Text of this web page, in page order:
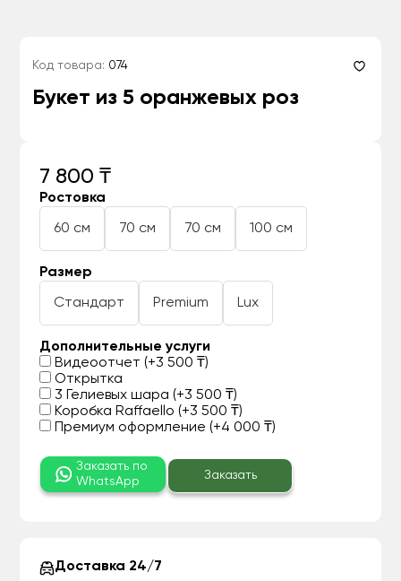
Код товара: 074
Букет из 5 оранжевых роз
7 800 ₸
Ростовка
60 см 70 см 70 см 100 см
Размер
Стандарт Premium Lux
Дополнительные услуги
Видеоотчет (+3 500 ₸)
Открытка
3 Гелиевых шара (+3 500 ₸)
Коробка Raffaello (+3 500 ₸)
Премиум оформление (+4 000 ₸)
Заказать по
WhatsApp
Заказать
Доставка 24/7